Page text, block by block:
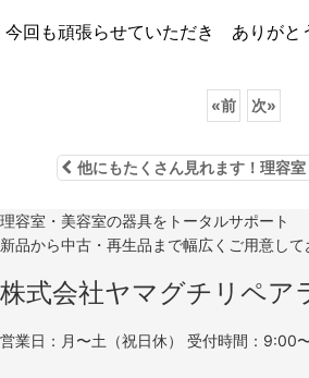
今回も頑張らせていただき ありがと
«前 次»
他にもたくさん見れます！理容
理容室・美容室の器具をトータルサポート
新品から中古・再生品まで幅広くご用意して
株式会社ヤマグチリペ
営業日：月〜土（祝日休） 受付時間：9:00